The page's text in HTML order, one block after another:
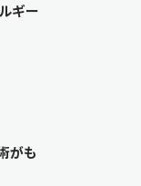
ギー
がも